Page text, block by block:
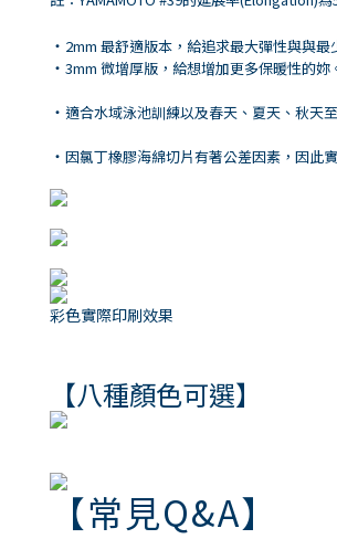
・ 2mm 最舒適版本，給追求最大彈性與與
・ 3mm 微增厚版，給想增加更多保暖性的妳
・ 適合水域泳池訓練以及春天、夏天、秋天
・ 因氯丁橡膠海綿切片有著公差因素，因此
彩色實際印刷效果
【八種顏色可選】
【常見Q&A】